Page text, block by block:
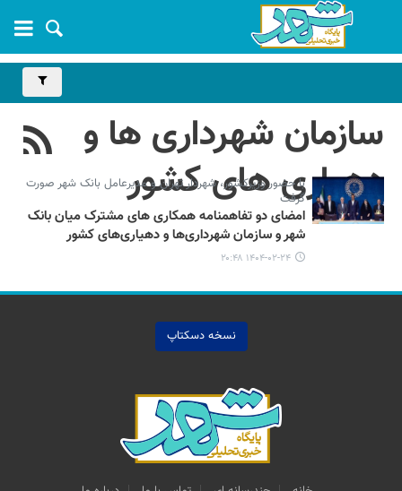
سازمان شهرداری ها و
دهیاری های کشور
با حضور وزیرکشور، شهردار تهران و مدیرعامل بانک شهر صورت
گرفت
امضای دو تفاهمنامه همکاری های مشترک میان بانک
شهر و سازمان شهرداری‌ها و دهیاری‌های کشور
۱۴۰۴-۰۲-۲۴ ۲۰:۴۸
نسخه دسکتاپ